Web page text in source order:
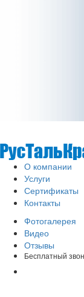
О компании
Услуги
Сертификаты
Контакты
Фотогалерея
Видео
Отзывы
Бесплатный